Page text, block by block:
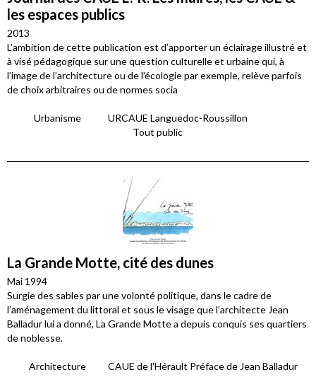
les espaces publics
2013
L’ambition de cette publication est d’apporter un éclairage illustré et
à visé pédagogique sur une question culturelle et urbaine qui, à
l’image de l’architecture ou de l’écologie par exemple, relève parfois
de choix arbitraires ou de normes socia
Urbanisme
URCAUE Languedoc-Roussillon
Tout public
La Grande Motte, cité des dunes
Mai 1994
Surgie des sables par une volonté politique, dans le cadre de
l’aménagement du littoral et sous le visage que l’architecte Jean
Balladur lui a donné, La Grande Motte a depuis conquis ses quartiers
de noblesse.
Architecture
CAUE de l'Hérault Préface de Jean Balladur